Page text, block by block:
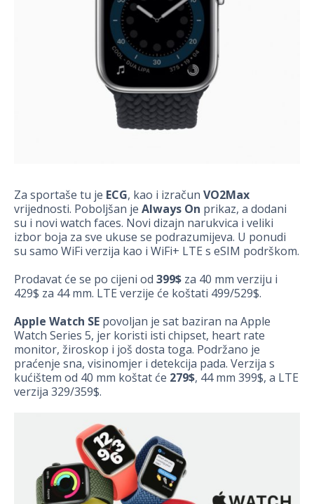
Za sportaše tu je ECG, kao i izračun VO2Max
vrijednosti. Poboljšan je Always On prikaz, a dodani
su i novi watch faces. Novi dizajn narukvica i veliki
izbor boja za sve ukuse se podrazumijeva. U ponudi
su samo WiFi verzija kao i WiFi+ LTE s eSIM podrškom.
Prodavat će se po cijeni od 399$ za 40 mm verziju i
429$ za 44 mm. LTE verzije će koštati 499/529$.
Apple Watch SE povoljan je sat baziran na Apple
Watch Series 5, jer koristi isti chipset, heart rate
monitor, žiroskop i još dosta toga. Podržano je
praćenje sna, visinomjer i detekcija pada. Verzija s
kućištem od 40 mm koštat će 279$, 44 mm 399$, a LTE
verzija 329/359$.